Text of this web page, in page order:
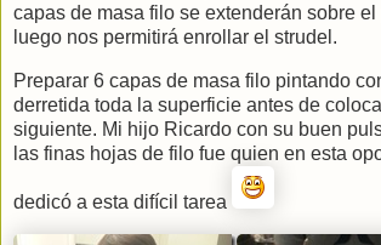
capas de masa filo se extenderán sobre
luego nos permitirá enrollar el strudel.
Preparar 6 capas de masa filo pintando
derretida toda la superficie antes de
siguiente. Mi hijo Ricardo con su buen
las finas hojas de filo fue quien en esta
dedicó a esta difícil tarea